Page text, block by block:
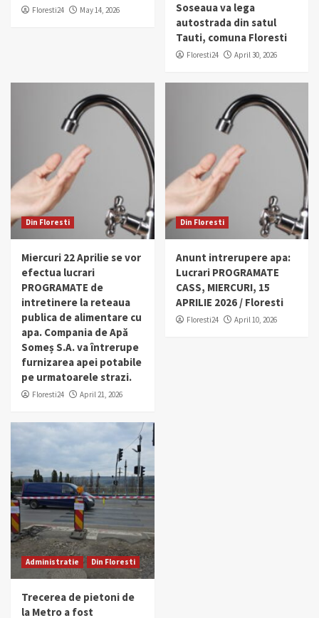
Floresti24 May 14, 2026
Soseaua va lega
autostrada din satul
Tauti, comuna Floresti
Floresti24 April 30, 2026
Din Floresti
Miercuri 22 Aprilie se vor
efectua lucrari
PROGRAMATE de
intretinere la reteaua
publica de alimentare cu
apa. Compania de Apă
Someș S.A. va întrerupe
furnizarea apei potabile
pe urmatoarele strazi.
Floresti24 April 21, 2026
Din Floresti
Anunt intrerupere apa:
Lucrari PROGRAMATE
CASS, MIERCURI, 15
APRILIE 2026 / Floresti
Floresti24 April 10, 2026
Administratie Din Floresti
Trecerea de pietoni de
la Metro a fost